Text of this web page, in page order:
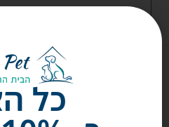
ניתן גם לחייג אלינו: 054-9187-878
כל